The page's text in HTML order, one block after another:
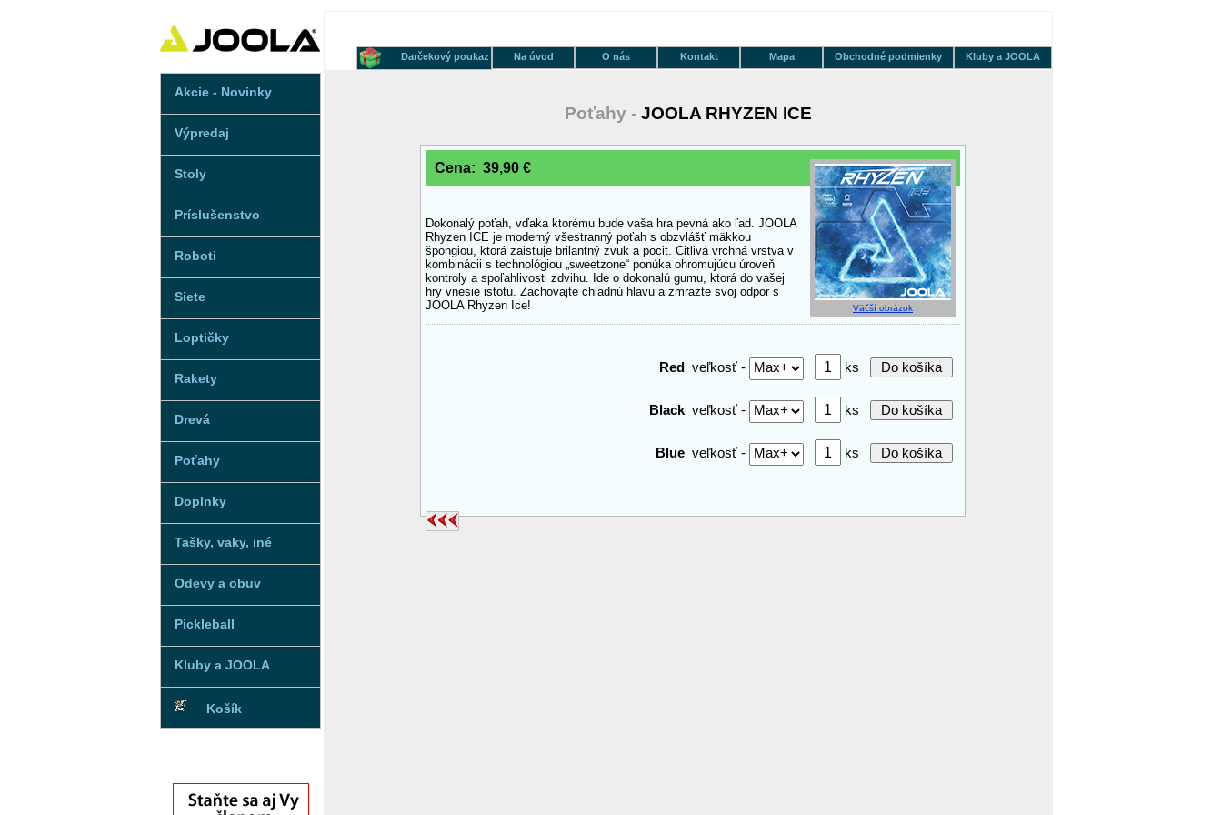
Akcie - Novinky
Výpredaj
Stoly
Príslušenstvo
Roboti
Siete
Loptičky
Rakety
Drevá
Poťahy
Doplnky
Tašky, vaky, iné
Odevy a obuv
Pickleball
Kluby a JOOLA
Košík
Kluby a JOOLA
Obchodné podmienky
Mapa
Kontakt
O nás
Na úvod
Darčekový poukaz
Poťahy - JOOLA RHYZEN ICE
Väčší obrázok
Cena: 39,90 €
Dokonalý poťah, vďaka ktorému bude vaša hra pevná ako ľad. JOOLA
Rhyzen ICE je moderný všestranný poťah s obzvlášť mäkkou
špongiou, ktorá zaisťuje brilantný zvuk a pocit. Citlivá vrchná vrstva v
kombinácii s technológiou „sweetzone“ ponúka ohromujúcu úroveň
kontroly a spoľahlivosti zdvihu. Ide o dokonalú gumu, ktorá do vašej
hry vnesie istotu. Zachovajte chladnú hlavu a zmrazte svoj odpor s
JOOLA Rhyzen Ice!
Red veľkosť - ks
Black veľkosť - ks
Blue veľkosť - ks